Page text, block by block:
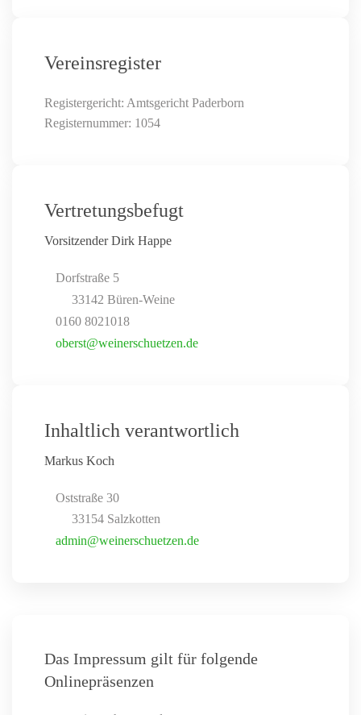
Vereinsregister
Registergericht: Amtsgericht Paderborn
Registernummer: 1054
Vertretungsbefugt
Vorsitzender Dirk Happe
Dorfstraße 5
33142 Büren-Weine
0160 8021018
oberst@weinerschuetzen.de
Inhaltlich verantwortlich
Markus Koch
Oststraße 30
33154 Salzkotten
admin@weinerschuetzen.de
Das Impressum gilt für folgende
Onlinepräsenzen